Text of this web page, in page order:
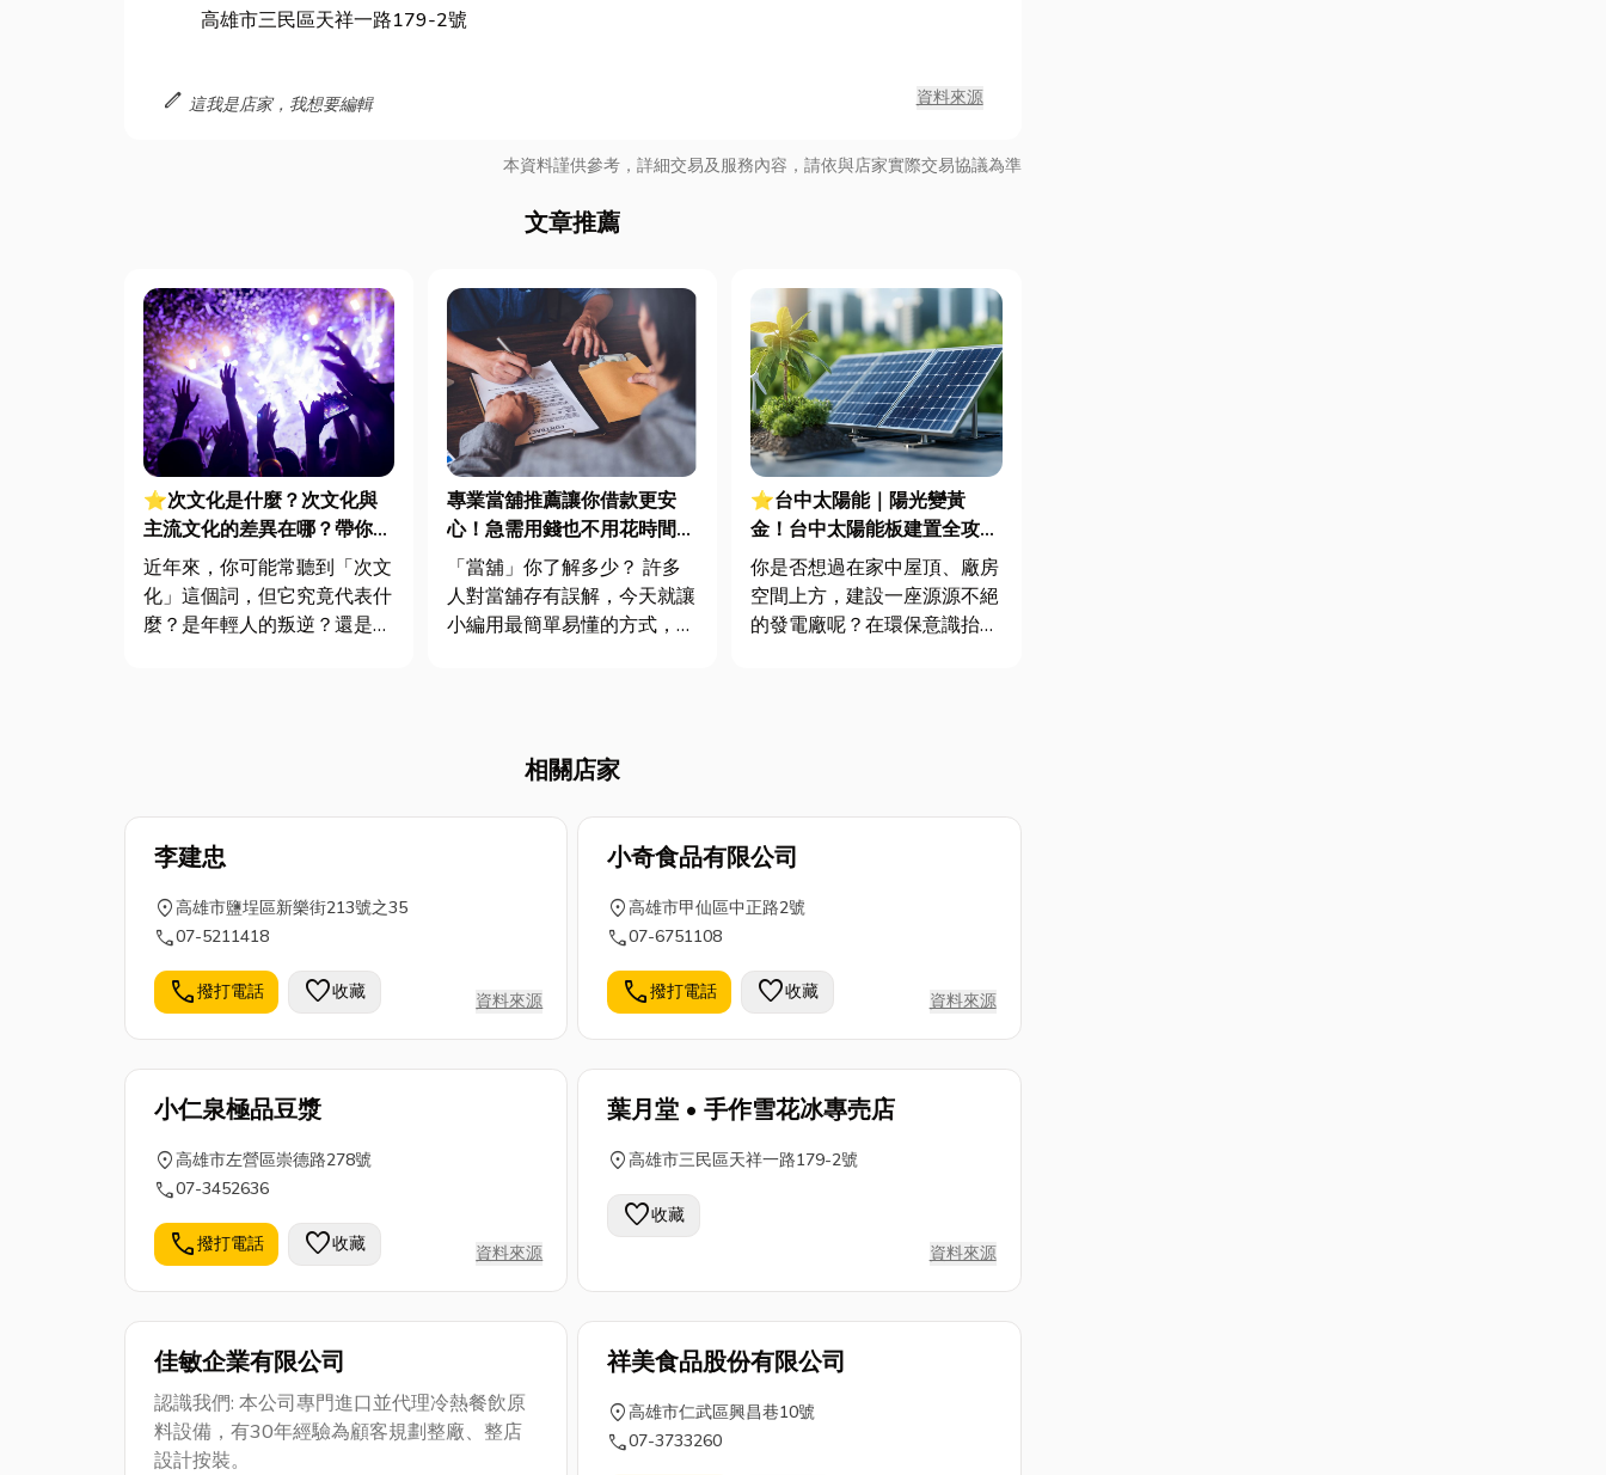
高雄市三民區天祥一路179-2號
edit 這我是店家，我想要編輯 資料來源
本資料謹供參考，詳細交易及服務內容，請依與店家實際交易協議為準
文章推薦
⭐次文化是什麼？次文化與
主流文化的差異在哪？帶你一
篇了解次文化並非邊緣文化！
近年來，你可能常聽到「次文
化」這個詞，但它究竟代表什
麼？是年輕人的叛逆？還是一
妙關係和...
專業當舖推薦讓你借款更安
心！急需用錢也不用花時間去
銀行排隊
「當舖」你了解多少？ 許多
人對當舖存有誤解，今天就讓
小編用最簡單易懂的方式，帶
當舖推薦，為您提供專業的借
⭐台中太陽能｜陽光變黃
金！台中太陽能板建置全攻
略，打造你的屋頂發電廠！
你是否想過在家中屋頂、廠房
空間上方，建設一座源源不絕
的發電廠呢？在環保意識抬頭
深入探...
相關店家
李建忠
location_on高雄市鹽埕區新樂街213號之35
call07-5211418
call撥打電話 favorite收藏 資料來源
小奇食品有限公司
location_on高雄市甲仙區中正路2號
call07-6751108
call撥打電話 favorite收藏 資料來源
小仁泉極品豆漿
location_on高雄市左營區崇德路278號
call07-3452636
call撥打電話 favorite收藏 資料來源
葉月堂 • 手作雪花冰專売店
location_on高雄市三民區天祥一路179-2號
favorite收藏
資料來源
佳敏企業有限公司
認識我們: 本公司專門進口並代理冷熱餐飲原
料設備，有30年經驗為顧客規劃整廠、整店
設計按裝。
祥美食品股份有限公司
location_on高雄市仁武區興昌巷10號
call07-3733260